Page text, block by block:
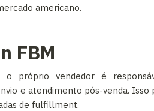
americano.
FBM
o próprio vendedor é
e atendimento pós-venda.
de fulfillment.